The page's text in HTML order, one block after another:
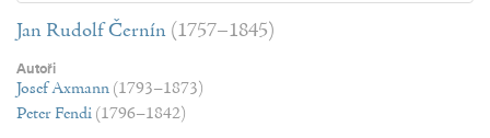
Jan Rudolf Černín (1757–1845)
Autoři
Josef Axmann (1793–1873)
Peter Fendi (1796–1842)